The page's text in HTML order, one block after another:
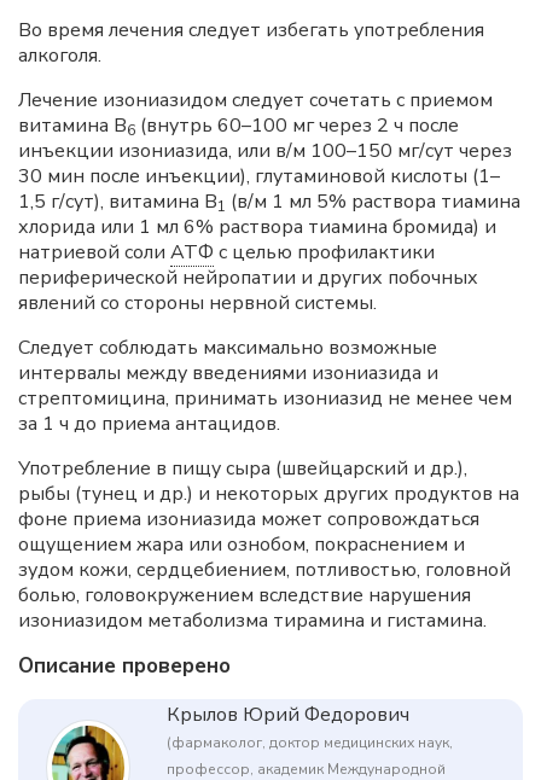
Во время лечения следует избегать употребления
алкоголя.
Лечение изониазидом следует сочетать с приемом
витамина В6 (внутрь 60–100 мг через 2 ч после
инъекции изониазида, или в/м 100–150 мг/сут через
30 мин после инъекции), глутаминовой кислоты (1–
1,5 г/сут), витамина В1 (в/м 1 мл 5% раствора тиамина
хлорида или 1 мл 6% раствора тиамина бромида) и
натриевой соли АТФ с целью профилактики
периферической нейропатии и других побочных
явлений со стороны нервной системы.
Следует соблюдать максимально возможные
интервалы между введениями изониазида и
стрептомицина, принимать изониазид не менее чем
за 1 ч до приема антацидов.
Употребление в пищу сыра (швейцарский и др.),
рыбы (тунец и др.) и некоторых других продуктов на
фоне приема изониазида может сопровождаться
ощущением жара или ознобом, покраснением и
зудом кожи, сердцебиением, потливостью, головной
болью, головокружением вследствие нарушения
изониазидом метаболизма тирамина и гистамина.
Описание проверено
Крылов Юрий Федорович
(фармаколог, доктор медицинских наук,
профессор, академик Международной